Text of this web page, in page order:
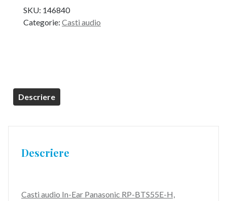
SKU: 146840
Categorie: Casti audio
Descriere
Descriere
Casti audio In-Ear Panasonic RP-BTS55E-H,